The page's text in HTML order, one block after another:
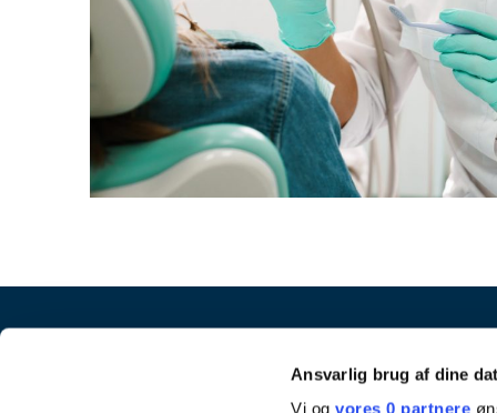
Ansvarlig brug af dine
Vi ogvores 0 partnere